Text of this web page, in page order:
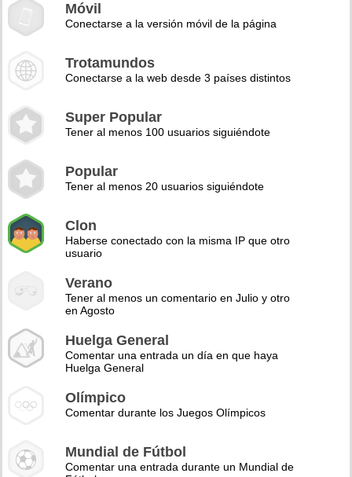
Móvil
Conectarse a la versión móvil de la página
Trotamundos
Conectarse a la web desde 3 países distintos
Super Popular
Tener al menos 100 usuarios siguiéndote
Popular
Tener al menos 20 usuarios siguiéndote
Clon
Haberse conectado con la misma IP que otro
usuario
Verano
Tener al menos un comentario en Julio y otro
en Agosto
Huelga General
Comentar una entrada un día en que haya
Huelga General
Olímpico
Comentar durante los Juegos Olímpicos
Mundial de Fútbol
Comentar una entrada durante un Mundial de